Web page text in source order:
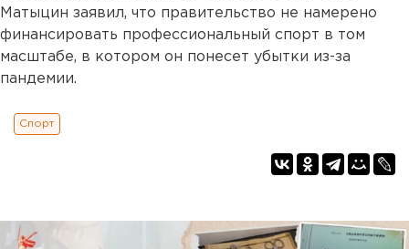
Матыцин заявил, что правительство не намерено
финансировать профессиональный спорт в том
масштабе, в котором он понесет убытки из-за
пандемии.
Спорт